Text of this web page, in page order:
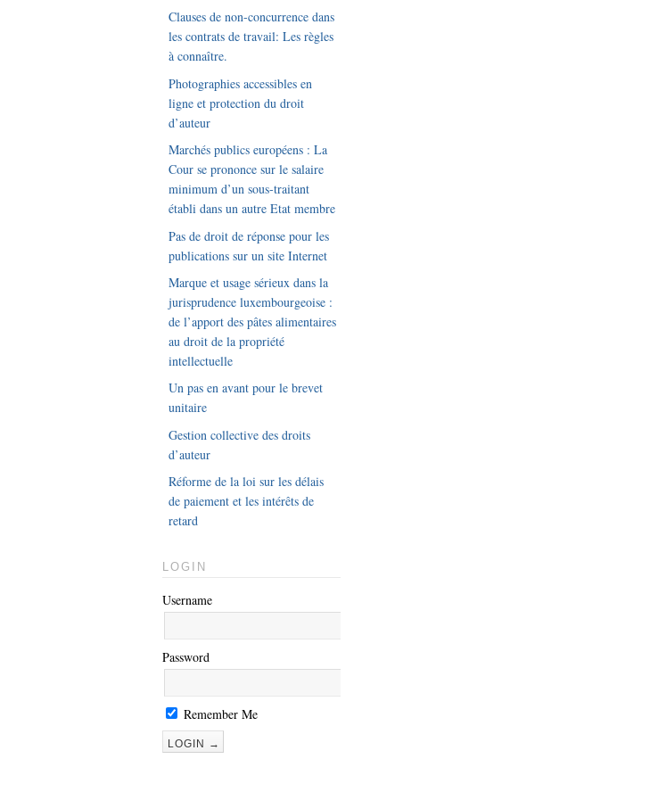
Clauses de non-concurrence dans
les contrats de travail: Les règles
à connaître.
Photographies accessibles en
ligne et protection du droit
d’auteur
Marchés publics européens : La
Cour se prononce sur le salaire
minimum d’un sous-traitant
établi dans un autre Etat membre
Pas de droit de réponse pour les
publications sur un site Internet
Marque et usage sérieux dans la
jurisprudence luxembourgeoise :
de l’apport des pâtes alimentaires
au droit de la propriété
intellectuelle
Un pas en avant pour le brevet
unitaire
Gestion collective des droits
d’auteur
Réforme de la loi sur les délais
de paiement et les intérêts de
retard
LOGIN
Username
Password
Remember Me